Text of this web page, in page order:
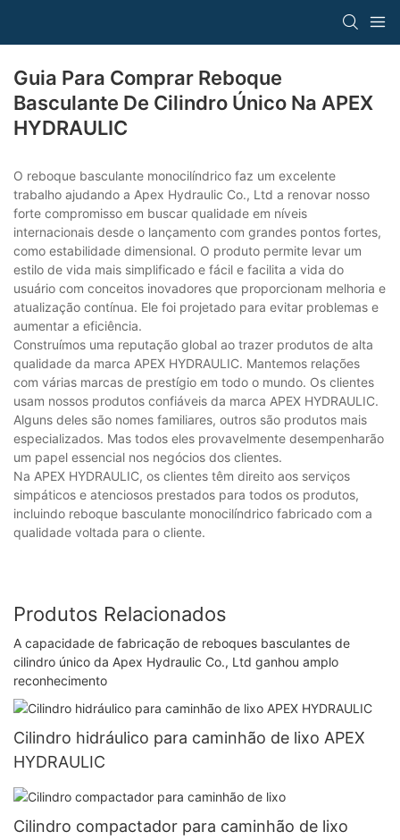
Guia Para Comprar Reboque
Basculante De Cilindro Único Na APEX
HYDRAULIC
O reboque basculante monocilíndrico faz um excelente
trabalho ajudando a Apex Hydraulic Co., Ltd a renovar nosso
forte compromisso em buscar qualidade em níveis
internacionais desde o lançamento com grandes pontos fortes,
como estabilidade dimensional. O produto permite levar um
estilo de vida mais simplificado e fácil e facilita a vida do
usuário com conceitos inovadores que proporcionam melhoria e
atualização contínua. Ele foi projetado para evitar problemas e
aumentar a eficiência.
Construímos uma reputação global ao trazer produtos de alta
qualidade da marca APEX HYDRAULIC. Mantemos relações
com várias marcas de prestígio em todo o mundo. Os clientes
usam nossos produtos confiáveis ​​da marca APEX HYDRAULIC.
Alguns deles são nomes familiares, outros são produtos mais
especializados. Mas todos eles provavelmente desempenharão
um papel essencial nos negócios dos clientes.
Na APEX HYDRAULIC, os clientes têm direito aos serviços
simpáticos e atenciosos prestados para todos os produtos,
incluindo reboque basculante monocilíndrico fabricado com a
qualidade voltada para o cliente.
Produtos Relacionados
A capacidade de fabricação de reboques basculantes de
cilindro único da Apex Hydraulic Co., Ltd ganhou amplo
reconhecimento
Cilindro hidráulico para caminhão de lixo APEX
HYDRAULIC
Cilindro compactador para caminhão de lixo